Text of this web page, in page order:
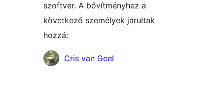
szoftver. A bővítményhez a
következő személyek járultak
hozzá:
Közreműködők
Cris van Geel